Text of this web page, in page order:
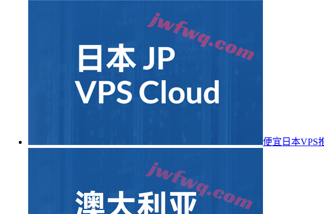
便宜日本VPS